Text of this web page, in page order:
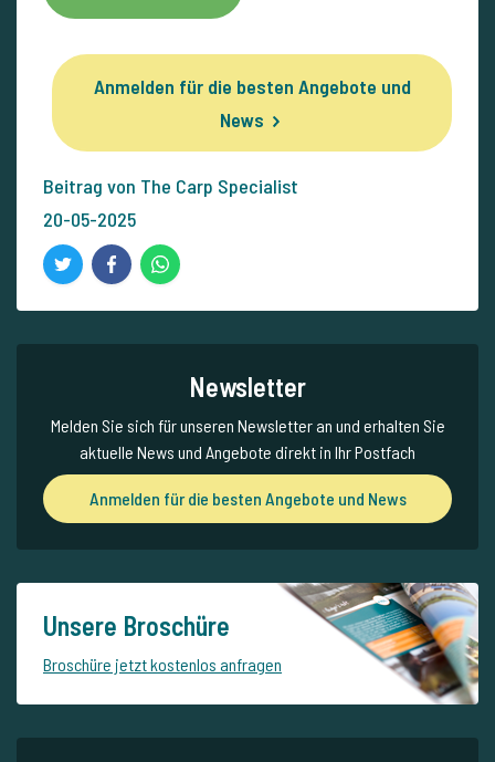
Anmelden für die besten Angebote und
News
Beitrag von The Carp Specialist
20-05-2025
Newsletter
Melden Sie sich für unseren Newsletter an und erhalten Sie
aktuelle News und Angebote direkt in Ihr Postfach
Anmelden für die besten Angebote und News
Unsere Broschüre
Broschüre jetzt kostenlos anfragen